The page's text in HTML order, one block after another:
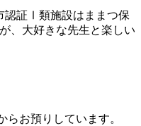
認証Ⅰ類施設はままつ保
、大好きな先生と楽しい
らお預りしています。